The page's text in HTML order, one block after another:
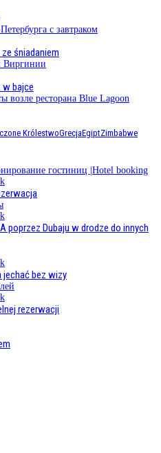
śniadaniem
w bajce
KrólestwoGrecjaEgiptZimbabwe
poprzez Dubaju w drodze do innych
jechać bez wizy
rezerwacji